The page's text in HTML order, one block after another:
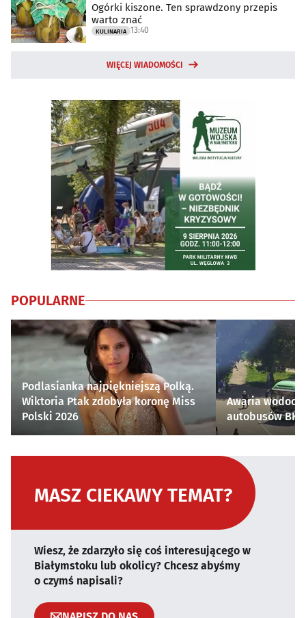
Ogórki kiszone. Ten sprawdzony przepis
warto znać
KULINARIA 13:40
WIĘCEJ WIADOMOŚCI
POPULARNE
Podlasianka najpiękniejszą Polką.
Wiktoria Ptak zdobyła koronę Miss
Polski 2026
Awaria
autobusów
MASZ CIEKAWY TEMAT?
Wiesz, że zdarzyło się coś interesującego w
Białymstoku lub okolicy? Chcesz abyśmy
o czymś napisali?